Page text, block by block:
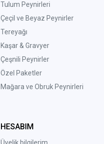
Tulum Peynirleri
Çeçil ve Beyaz Peynirler
Tereyağı
Kaşar & Gravyer
Çeşnili Peynirler
Özel Paketler
Mağara ve Obruk Peynirleri
HESABIM